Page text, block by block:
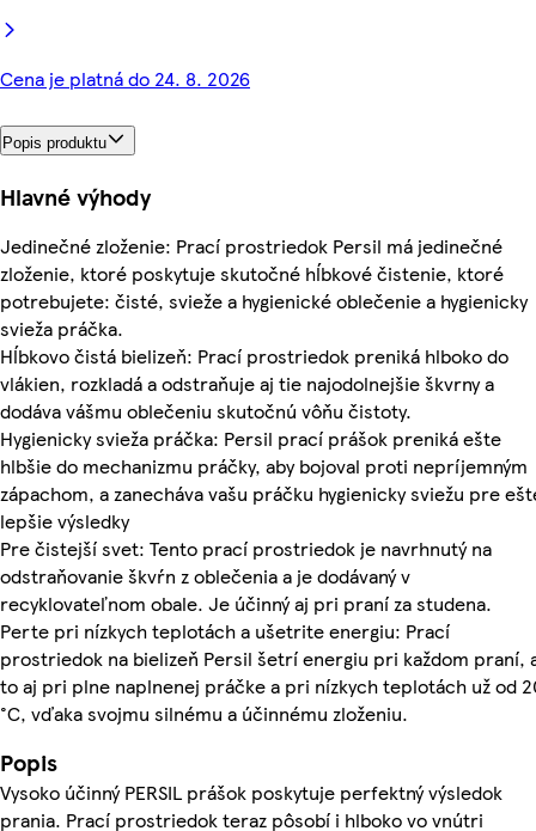
Cena je platná do 24. 8. 2026
Popis produktu
Hlavné výhody
Jedinečné zloženie: Prací prostriedok Persil má jedinečné
zloženie, ktoré poskytuje skutočné hĺbkové čistenie, ktoré
potrebujete: čisté, svieže a hygienické oblečenie a hygienicky
svieža práčka.
Hĺbkovo čistá bielizeň: Prací prostriedok preniká hlboko do
vlákien, rozkladá a odstraňuje aj tie najodolnejšie škvrny a
dodáva vášmu oblečeniu skutočnú vôňu čistoty.
Hygienicky svieža práčka: Persil prací prášok preniká ešte
hlbšie do mechanizmu práčky, aby bojoval proti nepríjemným
zápachom, a zanecháva vašu práčku hygienicky sviežu pre
lepšie výsledky
Pre čistejší svet: Tento prací prostriedok je navrhnutý na
odstraňovanie škvŕn z oblečenia a je dodávaný v
recyklovateľnom obale. Je účinný aj pri praní za studena.
Perte pri nízkych teplotách a ušetrite energiu: Prací
prostriedok na bielizeň Persil šetrí energiu pri každom praní,
to aj pri plne naplnenej práčke a pri nízkych teplotách už od
°C, vďaka svojmu silnému a účinnému zloženiu.
Popis
Vysoko účinný PERSIL prášok poskytuje perfektný výsledok
prania. Prací prostriedok teraz pôsobí i hlboko vo vnútri